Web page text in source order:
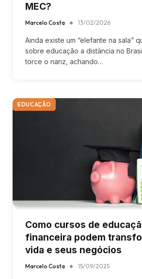
MEC?
Marcelo Costa 13/02/2026
Ainda existe um “elefante na sala”
sobre educação a distância no
torce o nariz, achando…
EDUCAÇÃO
Como cursos de
financeira podem
vida e seus negócios
Marcelo Costa 15/09/2025